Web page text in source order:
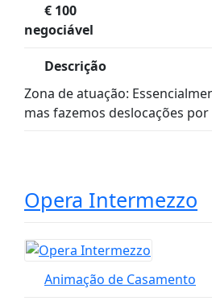
€ 100
negociável
Descrição
Zona de atuação:
mas fazemos deslocações
Opera Intermezzo
Animação de Casamento